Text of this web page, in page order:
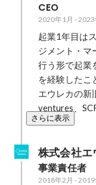
CEO
2020年1月 -2023
起業1年目は
ジメント・マ
行う形で起業
を経験したこ
エウレカの新
ventures、
さらに表示
株式会社エ
事業責任者
2018年2月 -2019